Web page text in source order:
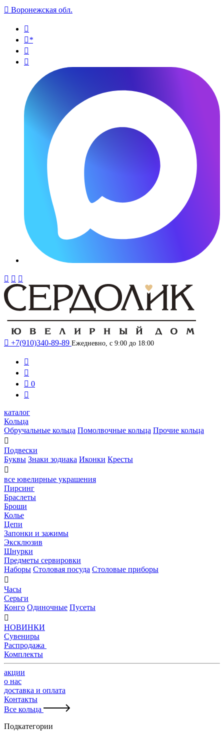
 Воронежская обл.

*


  
 +7(910)340-89-89 Ежедневно, с 9:00 до 18:00


 0

каталог
Кольца
Обручальные кольца Помолвочные кольца Прочие кольца

Подвески
Буквы Знаки зодиака Иконки Кресты

все ювелирные украшения
Пирсинг
Браслеты
Броши
Колье
Цепи
Запонки и зажимы
Эксклюзив
Шнурки
Предметы сервировки
Наборы Столовая посуда Столовые приборы

Часы
Серьги
Конго Одиночные Пусеты

НОВИНКИ
Сувениры
Распродажа
Комплекты
акции
о нас
доставка и оплата
Контакты
Все кольца
Подкатегории